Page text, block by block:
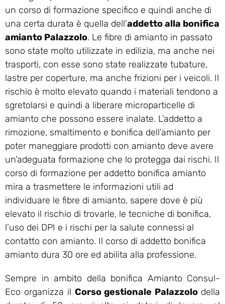
un corso di formazione specifico e quindi anche di
una certa durata è quella dell’addetto alla bonifica
amianto Palazzolo. Le fibre di amianto in passato
sono state molto utilizzate in edilizia, ma anche nei
trasporti, con esse sono state realizzate tubature,
lastre per coperture, ma anche frizioni per i veicoli. Il
rischio è molto elevato quando i materiali tendono a
sgretolarsi e quindi a liberare microparticelle di
amianto che possono essere inalate. L’addetto a
rimozione, smaltimento e bonifica dell’amianto per
poter maneggiare prodotti con amianto deve avere
un’adeguata formazione che lo protegga dai rischi. Il
corso di formazione per addetto bonifica amianto
mira a trasmettere le informazioni utili ad
individuare le fibre di amianto, sapere dove è più
elevato il rischio di trovarle, le tecniche di bonifica,
l’uso dei DPI e i rischi per la salute connessi al
contatto con amianto. Il corso di addetto bonifica
amianto dura 30 ore ed abilita alla professione.
Sempre in ambito della bonifica Amianto Consul-
Eco organizza il Corso gestionale Palazzolo della